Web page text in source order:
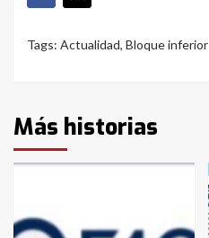
Tags: Actualidad, Bloque inferior
Más historias